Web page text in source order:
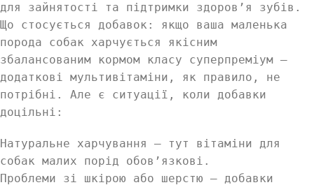
для зайнятості та підтримки здоров’я зубів.
Що стосується добавок: якщо ваша маленька
порода собак харчується якісним
збалансованим кормом класу суперпреміум —
додаткові мультивітаміни, як правило, не
потрібні. Але є ситуації, коли добавки
доцільні:
Натуральне харчування — тут вітаміни для
собак малих порід обов’язкові.
Проблеми зі шкірою або шерстю — добавки